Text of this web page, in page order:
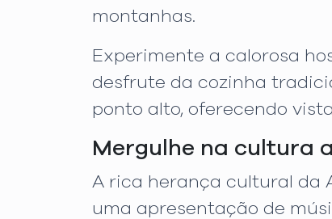
montanhas.
Experimente a calorosa
desfrute da cozinha
ponto alto, oferecendo
Mergulhe na cultura
A rica herança cultural da
uma apresentação de